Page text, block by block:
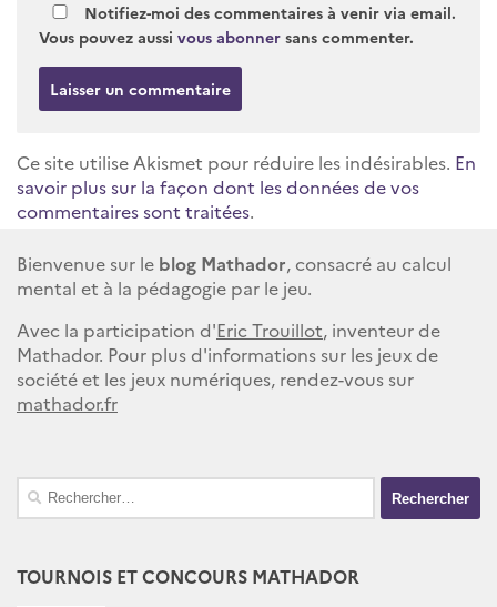
Notifiez-moi des commentaires à venir via email.
Vous pouvez aussi vous abonner sans commenter.
Ce site utilise Akismet pour réduire les indésirables. En
savoir plus sur la façon dont les données de vos
commentaires sont traitées.
Bienvenue sur le blog Mathador, consacré au calcul
mental et à la pédagogie par le jeu.
Avec la participation d'Eric Trouillot, inventeur de
Mathador. Pour plus d'informations sur les jeux de
société et les jeux numériques, rendez-vous sur
mathador.fr
Rechercher :
TOURNOIS ET CONCOURS MATHADOR